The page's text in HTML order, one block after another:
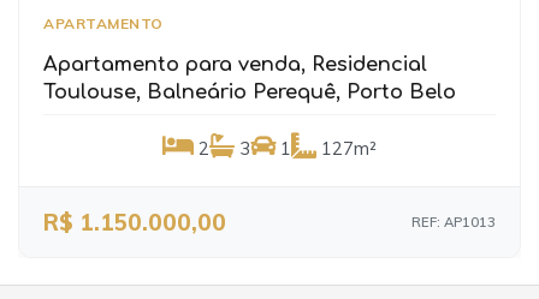
APARTAMENTO
Apartamento para venda, Residencial
Toulouse, Balneário Perequê, Porto Belo
2 3 1 127m²
R$ 1.150.000,00 REF: AP1013